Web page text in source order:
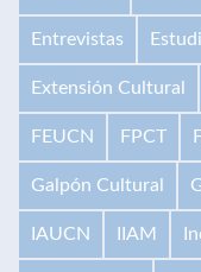
Entrevistas
Extensión Cultural
FEUCN FPCT
Galpón Cultural
IAUCN IIAM